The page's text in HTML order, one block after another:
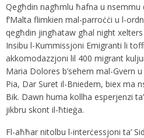
Qegħdin nagħmlu ħafna u nsemmu
f’Malta flimkien mal-parroċċi u l-
qegħdin jingħataw għal night
Insibu l-Kummissjoni Emigranti li
akkomodazzjoni lil 400 migrant
Maria Dolores b’sehem mal-Gvern
Pia, Dar Suret il-Bniedem, biex ma
Bik. Dawn huma kollha esperjenzi
jikbru skont il-ħtieġa.
Fl-aħħar nitolbu l-interċessjoni ta’